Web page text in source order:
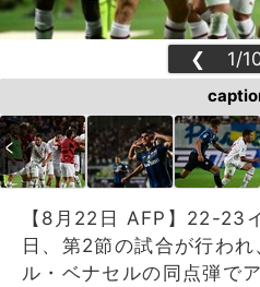
❮ 1/
【8月22日 AFP】22-23
日、第2節の試合が行わ
ル・ベナセルの同点弾で